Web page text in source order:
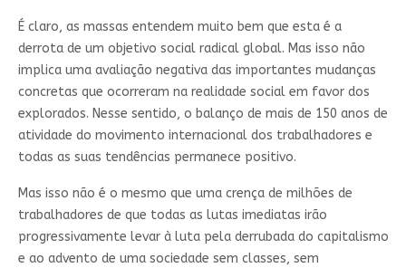
É claro, as massas entendem muito bem que esta é a
derrota de um objetivo social radical global. Mas isso não
implica uma avaliação negativa das importantes mudanças
concretas que ocorreram na realidade social em favor dos
explorados. Nesse sentido, o balanço de mais de 150 anos de
atividade do movimento internacional dos trabalhadores e
todas as suas tendências permanece positivo.
Mas isso não é o mesmo que uma crença de milhões de
trabalhadores de que todas as lutas imediatas irão
progressivamente levar à luta pela derrubada do capitalismo
e ao advento de uma sociedade sem classes, sem